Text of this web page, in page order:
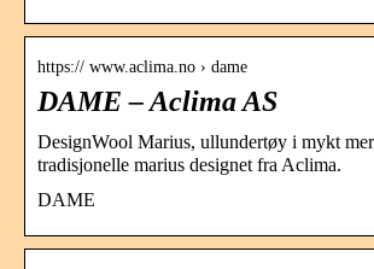
https:// www.aclima.no › dame
DAME – Aclima AS
DesignWool Marius, ullundertøy i mykt
tradisjonelle marius designet fra Aclima.
DAME